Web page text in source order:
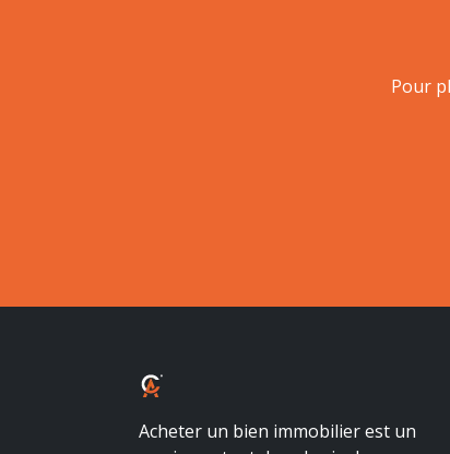
Pour
Acheter un bien immobilier est un